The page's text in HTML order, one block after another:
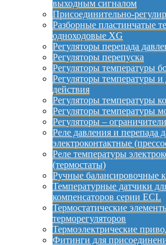
выходным сигналом
Присоединительно-
Разборные пластинчатые
одноходовые XG
Регуляторы перепада
Регуляторы перепуска
Регуляторы температуры
Регуляторы температуры
действия
Регуляторы температуры
Регуляторы температуры
Регуляторы –
Реле давления и перепада
электроконтактные
Реле температуры
(термостаты)
Ручные балансировочные
Температурные датчики
компенсаторов серии ECL
Термостатические
терморегуляторов
Термоэлектрические
Фитинги для